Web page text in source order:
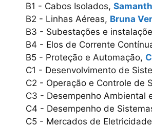
B1 - Cabos Isolados,
B2 - Linhas Aéreas, Bruna
B3 - Subestações e
B4 - Elos de Corrente
B5 - Proteção e Automação,
C1 - Desenvolvimento de
C2 - Operação e Controle de
C3 - Desempenho Ambiental
C4 - Desempenho de
C5 - Mercados de